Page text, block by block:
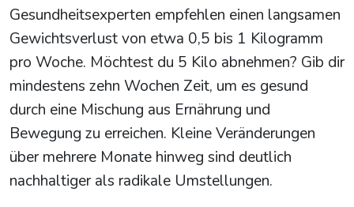
Gesundheitsexperten empfehlen einen langsamen
Gewichtsverlust von etwa 0,5 bis 1 Kilogramm
pro Woche. Möchtest du 5 Kilo abnehmen? Gib dir
mindestens zehn Wochen Zeit, um es gesund
durch eine Mischung aus Ernährung und
Bewegung zu erreichen. Kleine Veränderungen
über mehrere Monate hinweg sind deutlich
nachhaltiger als radikale Umstellungen.